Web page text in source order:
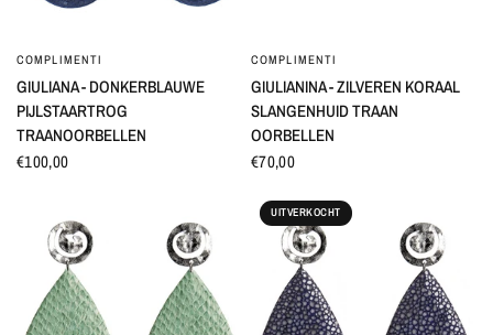
SNEL BEKIJKEN
COMPLIMENTI
GIULIANA - DONKERBLAUWE
PIJLSTAARTROG
TRAANOORBELLEN
€100,00
SNEL BEKIJKEN
COMPLIMENTI
GIULIANINA - ZILVEREN KORAAL
SLANGENHUID TRAAN
OORBELLEN
€70,00
UITVERKOCHT